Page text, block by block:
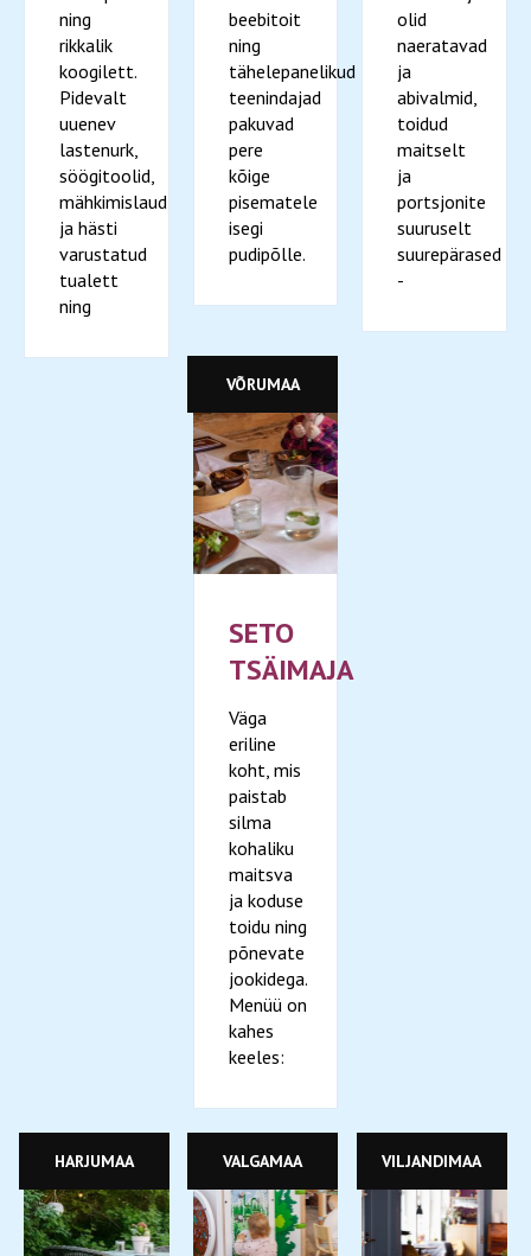
ning
rikkalik
koogilett.
Pidevalt
uuenev
lastenurk,
söögitoolid,
mähkimislaud
ja hästi
varustatud
tualett
ning
beebitoit
ning
tähelepanelikud
teenindajad
pakuvad
pere
kõige
pisematele
isegi
pudipõlle.
olid
naeratavad
ja
abivalmid,
toidud
maitselt
ja
portsjonite
suuruselt
suurepärased
-
VÕRUMAA
SETO
TSÄIMAJA
Väga
eriline
koht, mis
paistab
silma
kohaliku
maitsva
ja koduse
toidu ning
põnevate
jookidega.
Menüü on
kahes
keeles:
HARJUMAA VALGAMAA VILJANDIMAA